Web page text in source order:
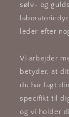
sølv- og
leder efter
Vi arbejder
betyder, at
du har lagt
specifikt til
og vi holder